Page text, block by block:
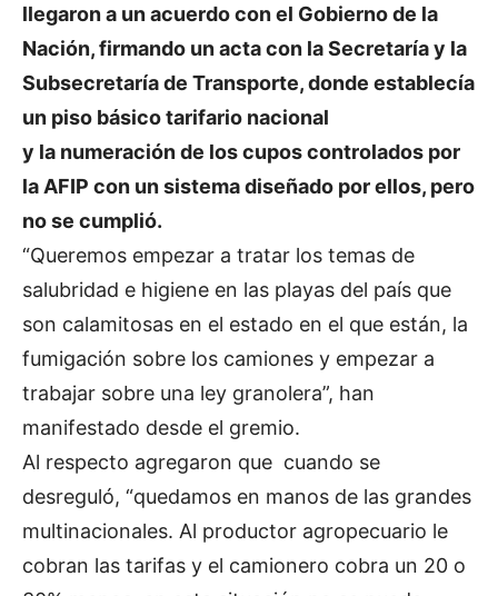
llegaron a un acuerdo con el Gobierno de la
Nación, firmando un acta con la Secretaría y la
Subsecretaría de Transporte, donde establecía
un piso básico tarifario nacional
y la numeración de los cupos controlados por
la AFIP con un sistema diseñado por ellos, pero
no se cumplió.
“Queremos empezar a tratar los temas de
salubridad e higiene en las playas del país que
son calamitosas en el estado en el que están, la
fumigación sobre los camiones y empezar a
trabajar sobre una ley granolera”, han
manifestado desde el gremio.
Al respecto agregaron que cuando se
desreguló, “quedamos en manos de las grandes
multinacionales. Al productor agropecuario le
cobran las tarifas y el camionero cobra un 20 o